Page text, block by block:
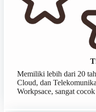
Memiliki lebih dari 20
Cloud, dan
Workpsace, sangat